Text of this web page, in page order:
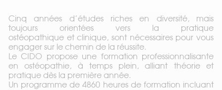
Formation Ostéopathe Animalier – Notre
partenariat
Cinq années d’études riches en diversité, mais
toujours orientées vers la pratique
ostéopathique et clinique, sont nécessaires pour vous
engager sur le chemin de la réussite.
Le CIDO propose une formation professionnalisante
en ostéopathie, à temps plein, alliant théorie et
pratique dès la première année.
Un programme de 4860 heures de formation incluant